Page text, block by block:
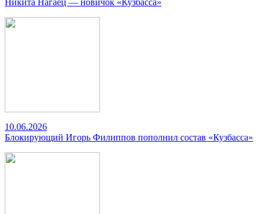
Никита Нагаец — новичок «Кузбасса»
10.06.2026
Блокирующий Игорь Филиппов пополнил состав «Кузбасса»